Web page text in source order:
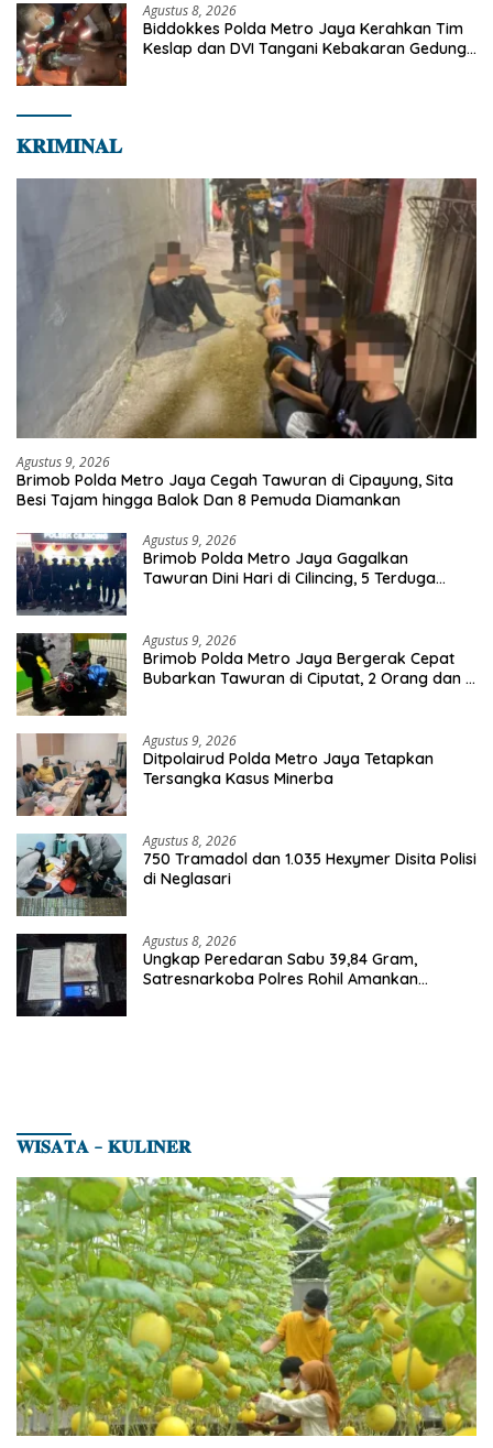
Agustus 8, 2026
Biddokkes Polda Metro Jaya Kerahkan Tim
Keslap dan DVI Tangani Kebakaran Gedung
𝐊𝐑𝐈𝐌𝐈𝐍𝐀𝐋
Agustus 9, 2026
Brimob Polda Metro Jaya Cegah Tawuran di Cipayung, Sita
Besi Tajam hingga Balok Dan 8 Pemuda Diamankan
Agustus 9, 2026
Brimob Polda Metro Jaya Gagalkan
Tawuran Dini Hari di Cilincing, 5 Terduga
Agustus 9, 2026
Brimob Polda Metro Jaya Bergerak Cepat
Bubarkan Tawuran di Ciputat, 2 Orang dan 3
Agustus 9, 2026
Ditpolairud Polda Metro Jaya Tetapkan
Tersangka Kasus Minerba
Agustus 8, 2026
750 Tramadol dan 1.035 Hexymer Disita Polisi
di Neglasari
Agustus 8, 2026
Ungkap Peredaran Sabu 39,84 Gram,
Satresnarkoba Polres Rohil Amankan
𝐖𝐈𝐒𝐀𝐓𝐀 – 𝐊𝐔𝐋𝐈𝐍𝐄𝐑